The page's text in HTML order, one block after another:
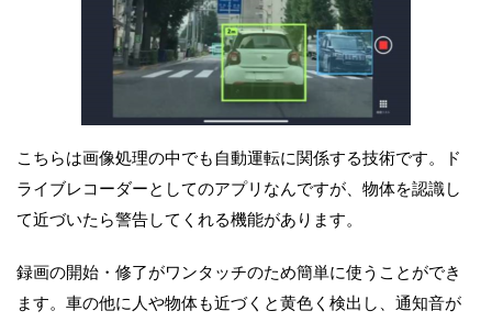
こちらは画像処理の中でも自動運転に関係する技術です。ド
ライブレコーダーとしてのアプリなんですが、物体を認識し
て近づいたら警告してくれる機能があります。
録画の開始・修了がワンタッチのため簡単に使うことができ
ます。車の他に人や物体も近づくと黄色く検出し、通知音が